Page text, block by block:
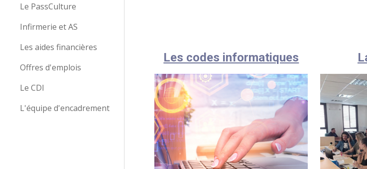
Le PassCulture
Infirmerie et AS
Les aides financières
Offres d'emplois
Le CDI
L'équipe d'encadrement
Les codes informatiques